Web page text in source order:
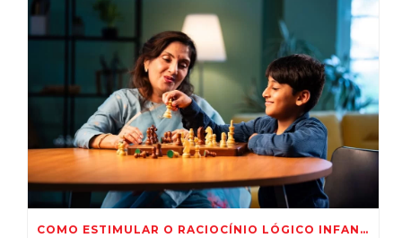
COMO ESTIMULAR O RACIOCÍNIO LÓGICO INFANTIL COM 5 IDEIAS PRÁTICAS